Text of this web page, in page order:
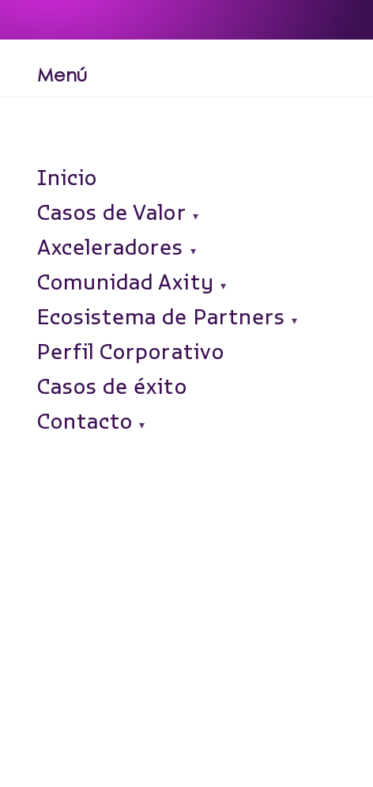
Menú
Inicio
Casos de Valor
Axceleradores
Comunidad Axity
Ecosistema de Partners
Perfil Corporativo
Casos de éxito
Contacto
el reto de los sistemas
era digital
organizaciones, los sistemas
(legacy systems) siguen siendo
de la operación.
han sido confiables, pero hoy representan